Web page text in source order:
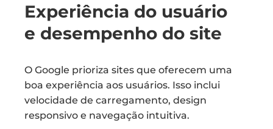
Experiência do usuário
e desempenho do site
O Google prioriza sites que oferecem uma
boa experiência aos usuários. Isso inclui
velocidade de carregamento, design
responsivo e navegação intuitiva.